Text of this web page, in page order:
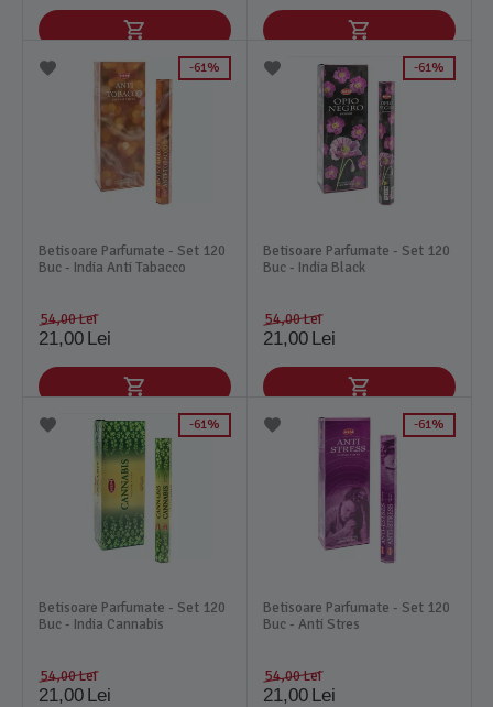
61%
Betisoare Parfumate - Set 120
Buc - India Anti Tabacco
54,00Lei
21,00 Lei
61%
Betisoare Parfumate - Set 120
Buc - India Black
54,00Lei
21,00 Lei
61%
Betisoare Parfumate - Set 120
Buc - India Cannabis
54,00Lei
21,00 Lei
61%
Betisoare Parfumate - Set 120
Buc - Anti Stres
54,00Lei
21,00 Lei